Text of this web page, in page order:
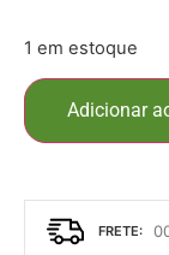
1 em estoque
Adicionar